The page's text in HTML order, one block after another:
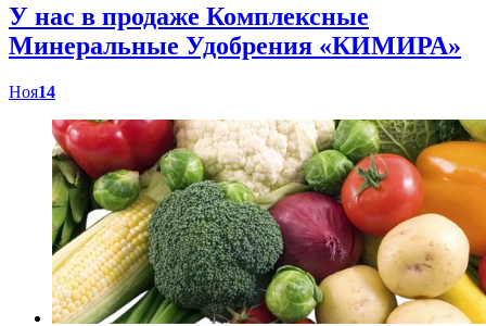
У нас в продаже Комплексные
Минеральные Удобрения «КИМИРА»
Ноя14